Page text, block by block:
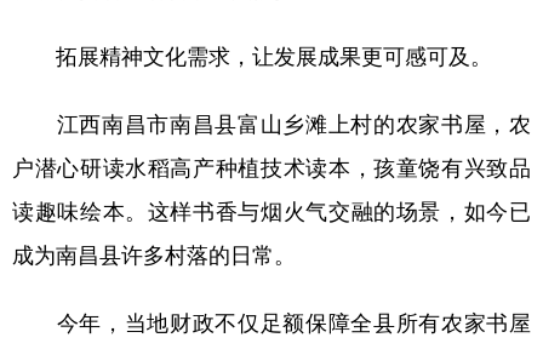
拓展精神文化需求，让发展成果更可感可及。
江西南昌市南昌县富山乡滩上村的农家书屋，农
户潜心研读水稻高产种植技术读本，孩童饶有兴致品
读趣味绘本。这样书香与烟火气交融的场景，如今已
成为南昌县许多村落的日常。
今年，当地财政不仅足额保障全县所有农家书屋